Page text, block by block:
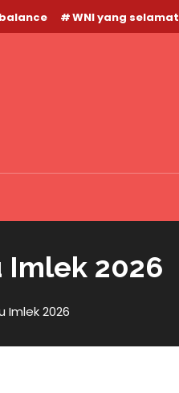
WNI yang selamat
Imlek 2026
Imlek 2026